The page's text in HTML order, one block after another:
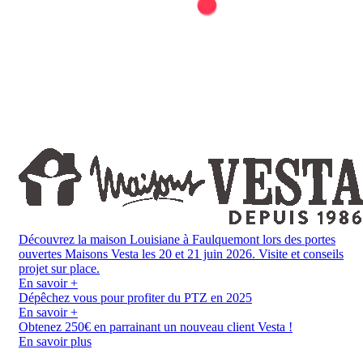
Découvrez la maison Louisiane à Faulquemont lors des portes
ouvertes Maisons Vesta les 20 et 21 juin 2026. Visite et conseils
projet sur place.
En savoir +
Dépêchez vous pour profiter du PTZ en 2025
En savoir +
Obtenez 250€ en parrainant un nouveau client Vesta !
En savoir plus